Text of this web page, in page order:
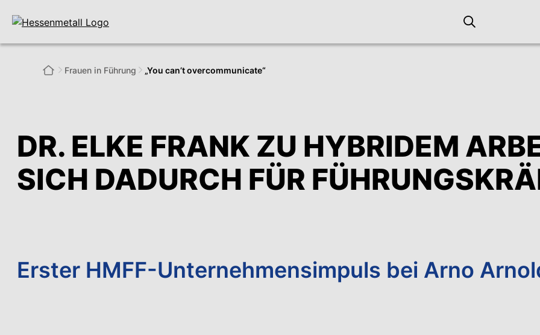
DR. ELKE FRANK ZU HYBRIDEM
SICH DADURCH FÜR
Erster HMFF-Unternehmensimpuls bei Arno
Frauen in Führung „You can’t overcommunicate“